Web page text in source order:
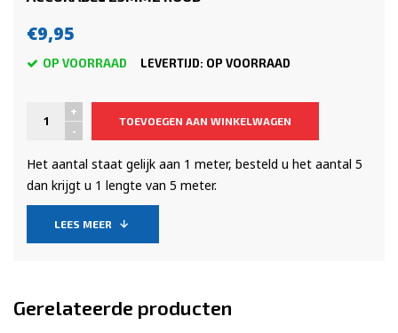
€9,95
OP VOORRAAD LEVERTIJD: OP VOORRAAD
+
-
TOEVOEGEN AAN WINKELWAGEN
Het aantal staat gelijk aan 1 meter, besteld u het aantal 5
dan krijgt u 1 lengte van 5 meter.
LEES MEER
Gerelateerde producten